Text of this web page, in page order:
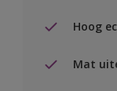
Hoog
Mat